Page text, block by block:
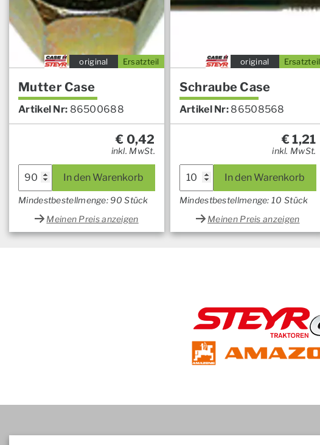
Ersatzteil
original
Mutter Case
Artikel Nr: 86500688
€ 0,42
inkl. MwSt.
In den Warenkorb
Mindestbestellmenge: 90 Stück
Meinen Preis anzeigen
Ersatzteil
original
Schraube Case
Artikel Nr: 86508568
€1,21
inkl. MwSt.
In den Warenkorb
Mindestbestellmenge: 10 Stück
Meinen Preis anzeigen